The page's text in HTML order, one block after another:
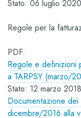
Stato: 06 luglio 2020
Regole per la
PDF:
Regole e definizioni
a TARPSY (marzo/
Stato: 12 marzo 2018
Documentazione dei
dicembre/2016 alla